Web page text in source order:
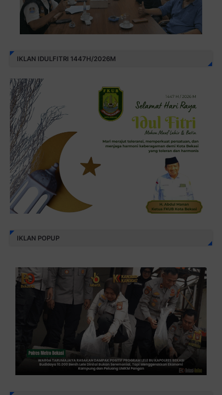
IKLAN IDULFITRI 1447H/2026M
IKLAN POPUP